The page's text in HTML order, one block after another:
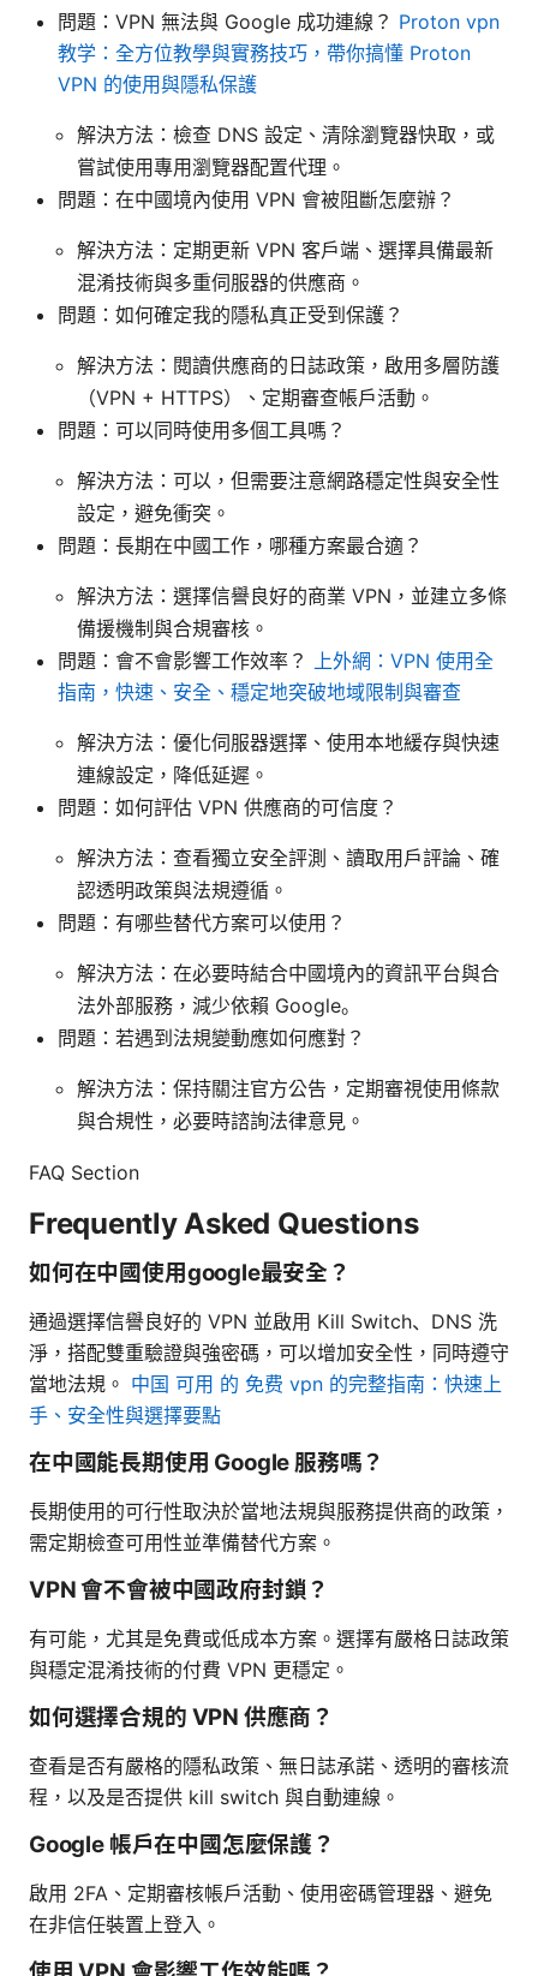
問題：VPN 無法與 Google 成功連線？ Proton vpn
教学：全方位教學與實務技巧，帶你搞懂 Proton
VPN 的使用與隱私保護
解決方法：檢查 DNS 設定、清除瀏覽器快取，或
嘗試使用專用瀏覽器配置代理。
問題：在中國境內使用 VPN 會被阻斷怎麼辦？
解決方法：定期更新 VPN 客戶端、選擇具備最新
混淆技術與多重伺服器的供應商。
問題：如何確定我的隱私真正受到保護？
解決方法：閱讀供應商的日誌政策，啟用多層防護
（VPN + HTTPS）、定期審查帳戶活動。
問題：可以同時使用多個工具嗎？
解決方法：可以，但需要注意網路穩定性與安全性
設定，避免衝突。
問題：長期在中國工作，哪種方案最合適？
解決方法：選擇信譽良好的商業 VPN，並建立多條
備援機制與合規審核。
問題：會不會影響工作效率？
上外網：VPN 使用全
指南，快速、安全、穩定地突破地域限制與審查
解決方法：優化伺服器選擇、使用本地緩存與快速
連線設定，降低延遲。
問題：如何評估 VPN 供應商的可信度？
解決方法：查看獨立安全評測、讀取用戶評論、確
認透明政策與法規遵循。
問題：有哪些替代方案可以使用？
解決方法：在必要時結合中國境內的資訊平台與合
法外部服務，減少依賴 Google。
問題：若遇到法規變動應如何應對？
解決方法：保持關注官方公告，定期審視使用條款
與合規性，必要時諮詢法律意見。
FAQ Section
Frequently Asked Questions
如何在中國使用google最安全？
通過選擇信譽良好的 VPN 並啟用 Kill Switch、DNS 洗
淨，搭配雙重驗證與強密碼，可以增加安全性，同時遵守
當地法規。 中国 可用 的 免费 vpn 的完整指南：快速上
手、安全性與選擇要點
在中國能長期使用 Google 服務嗎？
長期使用的可行性取決於當地法規與服務提供商的政策，
需定期檢查可用性並準備替代方案。
VPN 會不會被中國政府封鎖？
有可能，尤其是免費或低成本方案。選擇有嚴格日誌政策
與穩定混淆技術的付費 VPN 更穩定。
如何選擇合規的 VPN 供應商？
查看是否有嚴格的隱私政策、無日誌承諾、透明的審核流
程，以及是否提供 kill switch 與自動連線。
Google 帳戶在中國怎麼保護？
啟用 2FA、定期審核帳戶活動、使用密碼管理器、避免
在非信任裝置上登入。